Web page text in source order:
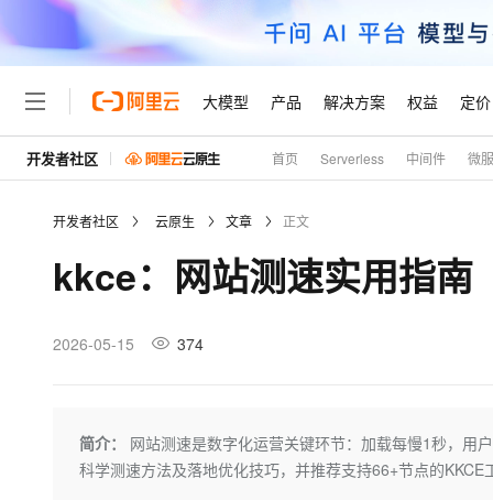
大模型 产品 解决方案 权益 定价
开发者社区 首页 Serverless 中间件 微
开发者社区 云原生 文章 正文
kkce：网站测速实用指南
2026-05-15 374
简介：
网站测速是数字化运营关键环节：加载每慢1秒，用
科学测速方法及落地优化技巧，并推荐支持66+节点的
大模型
智能体时代全能旗舰模型
产品
容器
精选产品
大模型服务与应用平台
人工智能平台 PAI 大模型
一站式AI开发、训练和推
解决方案
大数据
精选解决方案
企业级Agent产品，直接交
快速拥有专属 OpenClaw
权益 普惠上云
云服务器38元/年起，超值
免费试用
定价 产品定价
云上成本管理
云市场 精选商城
多端小程序
Tuya 物联网平台阿里云
蓝凌 OA
伙伴 成为销售伙伴
咨询伙伴
Consulting Partner 合作
AI 大模型销售与服务生
服务 售前咨询
售后服务
短信专区
了解阿里云 为什么选择阿里云
技术领先
研究报告与白皮书